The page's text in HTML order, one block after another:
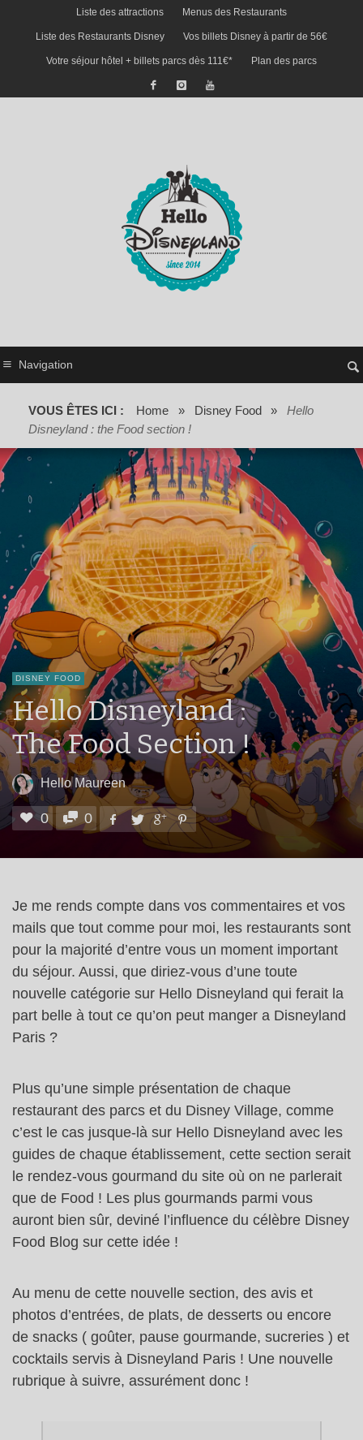
Liste des attractions Menus des Restaurants
Liste des Restaurants Disney Vos billets Disney à partir de 56€
Votre séjour hôtel + billets parcs dès 111€* Plan des parcs
Navigation
VOUS ÊTES ICI : Home » Disney Food »
Hello
Disneyland : the Food section !
DISNEY FOOD
Hello Disneyland :
The Food Section !
Hello Maureen
0 0
Je me rends compte dans vos commentaires et vos
mails que tout comme pour moi, les restaurants sont
pour la majorité d’entre vous un moment important
du séjour. Aussi, que diriez-vous d’une toute
nouvelle catégorie sur Hello Disneyland qui ferait la
part belle à tout ce qu’on peut manger a Disneyland
Paris ?
Plus qu’une simple présentation de chaque
restaurant des parcs et du Disney Village, comme
c’est le cas jusque-là sur Hello Disneyland avec les
guides de chaque établissement, cette section serait
le rendez-vous gourmand du site où on ne parlerait
que de Food ! Les plus gourmands parmi vous
auront bien sûr, deviné l’influence du célèbre Disney
Food Blog sur cette idée !
Au menu de cette nouvelle section, des avis et
photos d’entrées, de plats, de desserts ou encore
de snacks ( goûter, pause gourmande, sucreries ) et
cocktails servis à Disneyland Paris ! Une nouvelle
rubrique à suivre, assurément donc !